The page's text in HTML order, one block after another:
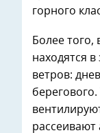
горного
Более
находятся
ветров: